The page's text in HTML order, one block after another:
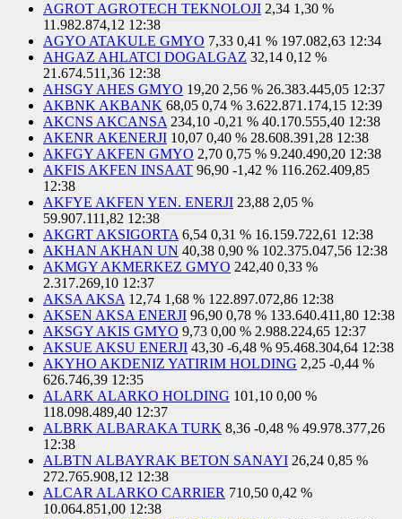
AGROT AGROTECH TEKNOLOJI 2,34 1,30 %
11.982.874,12 12:38
AGYO ATAKULE GMYO 7,33 0,41 % 197.082,63 12:34
AHGAZ AHLATCI DOGALGAZ 32,14 0,12 %
21.674.511,36 12:38
AHSGY AHES GMYO 19,20 2,56 % 26.383.445,05 12:37
AKBNK AKBANK 68,05 0,74 % 3.622.871.174,15 12:39
AKCNS AKCANSA 234,10 -0,21 % 40.170.555,40 12:38
AKENR AKENERJI 10,07 0,40 % 28.608.391,28 12:38
AKFGY AKFEN GMYO 2,70 0,75 % 9.240.490,20 12:38
AKFIS AKFEN INSAAT 96,90 -1,42 % 116.262.409,85
12:38
AKFYE AKFEN YEN. ENERJI 23,88 2,05 %
59.907.111,82 12:38
AKGRT AKSIGORTA 6,54 0,31 % 16.159.722,61 12:38
AKHAN AKHAN UN 40,38 0,90 % 102.375.047,56 12:38
AKMGY AKMERKEZ GMYO 242,40 0,33 %
2.317.269,10 12:37
AKSA AKSA 12,74 1,68 % 122.897.072,86 12:38
AKSEN AKSA ENERJI 96,90 0,78 % 133.640.411,80 12:38
AKSGY AKIS GMYO 9,73 0,00 % 2.988.224,65 12:37
AKSUE AKSU ENERJI 43,30 -6,48 % 95.468.304,64 12:38
AKYHO AKDENIZ YATIRIM HOLDING 2,25 -0,44 %
626.746,39 12:35
ALARK ALARKO HOLDING 101,10 0,00 %
118.098.489,40 12:37
ALBRK ALBARAKA TURK 8,36 -0,48 % 49.978.377,26
12:38
ALBTN ALBAYRAK BETON SANAYI 26,24 0,85 %
272.765.908,12 12:38
ALCAR ALARKO CARRIER 710,50 0,42 %
10.064.851,00 12:38